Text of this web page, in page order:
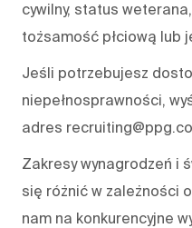
cywilny, status
tożsamość płciową lub
Jeśli potrzebujesz
niepełnosprawności,
adres
Zakresy wynagrodzeń i
się różnić w zależności
nam na konkurencyjne